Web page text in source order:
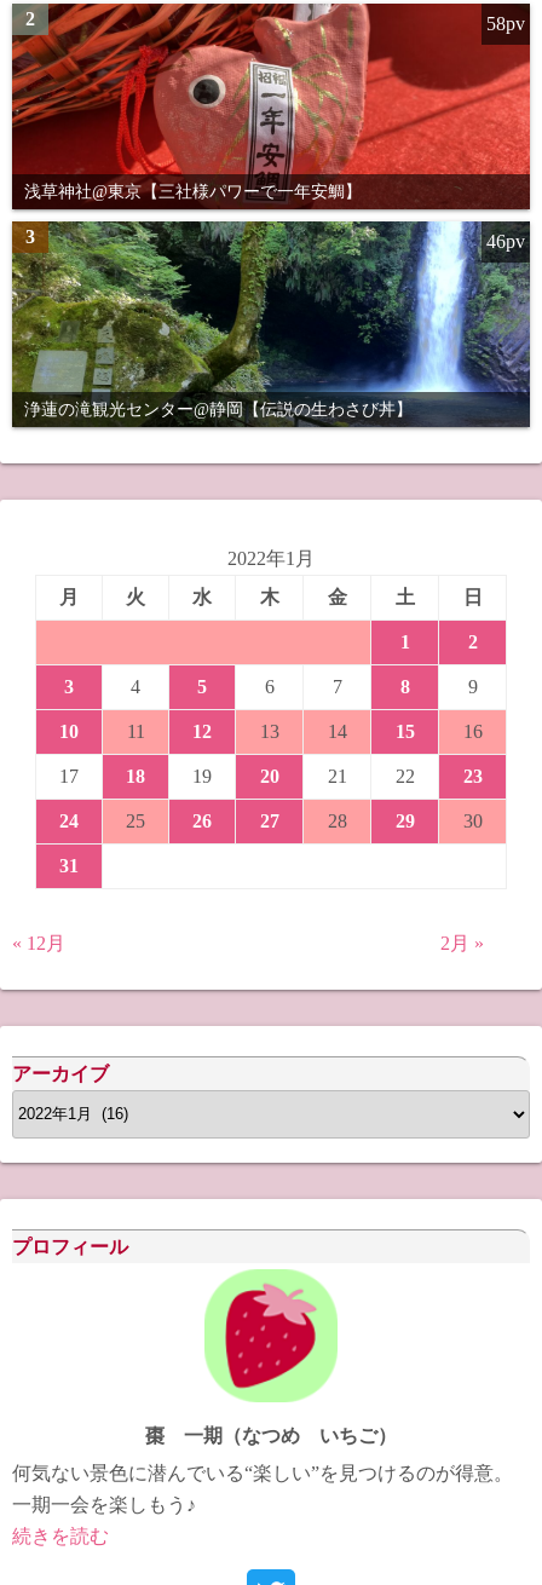
2
浅草神社@東京【三社様パワーで一年安鯛】
58pv
3
浄蓮の滝観光センター@静岡【伝説の生わさび丼】
46pv
2022年1月
月
火 水 木 金 土 日
1 2
3 4 5 6 7 8 9
10 11 12 13 14 15 16
17 18 19 20 21 22 23
24 25 26 27 28 29 30
31
« 12月 2月 »
アーカイブ
ア
ー
カ
イ
ブ
プロフィール
棗 一期（なつめ いちご）
何気ない景色に潜んでいる“楽しい”を見つけるのが得意。
一期一会を楽しもう♪
続きを読む